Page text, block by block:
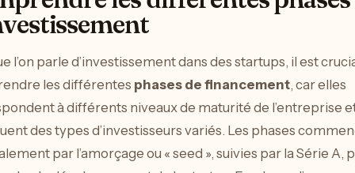
l’on parle d’investissement dans des startups, il est
les différentes phases de financement, car elles
à différents niveaux de maturité de l’entreprise
des types d’investisseurs variés. Les phases
par l’amorçage ou « seed », suivies par la Série A,